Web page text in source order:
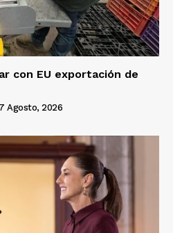
con EU exportación de
7 Agosto, 2026